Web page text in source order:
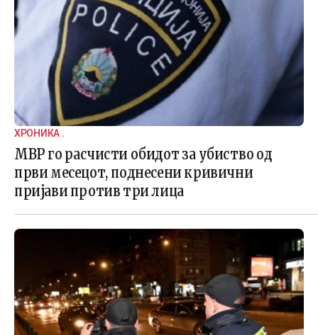
ХРОНИКА .
МВР го расчисти обидот за убиство од
први месецот, поднесени кривични
пријави против три лица